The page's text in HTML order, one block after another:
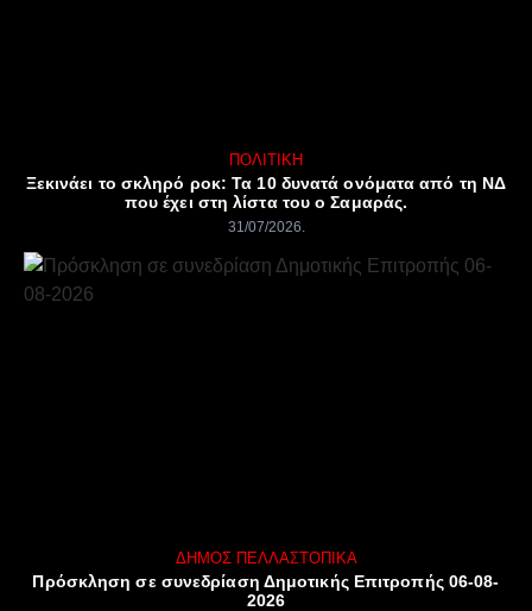
ΠΟΛΙΤΙΚΉ
Ξεκινάει το σκληρό ροκ: Τα 10 δυνατά ονόματα από τη ΝΔ
που έχει στη λίστα του ο Σαμαράς.
31/07/2026
ΔΉΜΟΣ ΠΈΛΛΑΣΤΟΠΙΚΆ
Πρόσκληση σε συνεδρίαση Δημοτικής Επιτροπής 06-08-
2026